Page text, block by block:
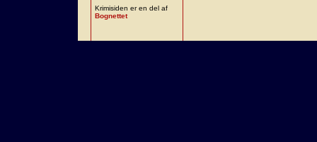
Krimisiden er en del af
Bognettet